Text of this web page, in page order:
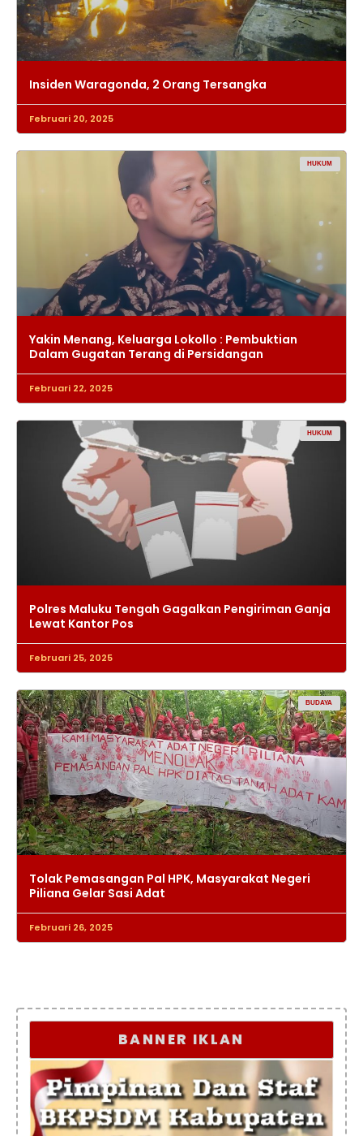
Insiden Waragonda, 2 Orang Tersangka
Februari 20, 2025
HUKUM
Yakin Menang, Keluarga Lokollo : Pembuktian
Dalam Gugatan Terang di Persidangan
Februari 22, 2025
HUKUM
Polres Maluku Tengah Gagalkan Pengiriman Ganja
Lewat Kantor Pos
Februari 25, 2025
BUDAYA
Tolak Pemasangan Pal HPK, Masyarakat Negeri
Piliana Gelar Sasi Adat
Februari 26, 2025
BANNER IKLAN